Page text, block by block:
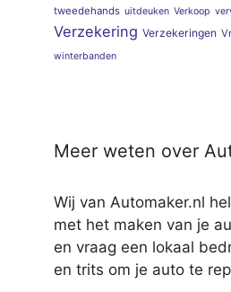
tweedehands uitdeuken Verkoop
Verzekering Verzekeringen
winterbanden
Meer weten over
Wij van Automaker.nl
met het maken van je
en vraag een lokaal
en trits om je auto te